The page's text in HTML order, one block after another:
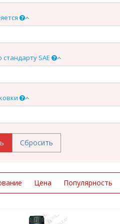
стандарту SAE
Цена Популярность